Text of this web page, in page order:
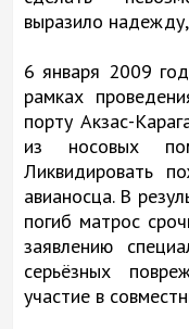
выразило
6 января 2009
рамках
порту Акзас-
из носовых
Ликвидировать
авианосца. В
погиб матрос
заявлению
серьёзных
участие в